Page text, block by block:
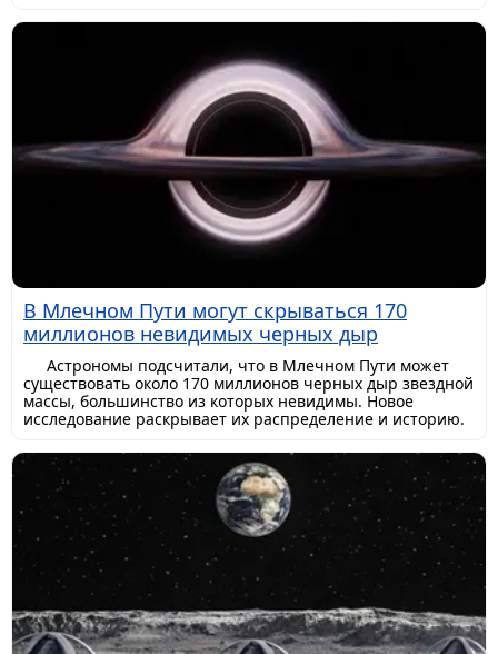
В Млечном Пути могут скрываться 170
миллионов невидимых черных дыр
Астрономы подсчитали, что в Млечном Пути может
существовать около 170 миллионов черных дыр звездной
массы, большинство из которых невидимы. Новое
исследование раскрывает их распределение и историю.